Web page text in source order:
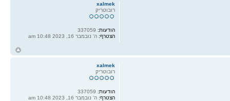
xalmek
רובוטריק
הודעות:
הצטרף: ה' נובמבר 16, 2023 10:48 am
xalmek
רובוטריק
הודעות:337059
הצטרף:ה' נובמבר 16, 2023 10:48 am